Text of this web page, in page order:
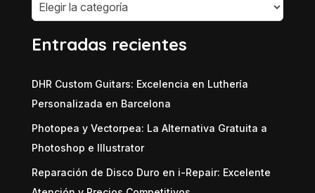
Entradas recientes
DHR Custom Guitars: Excelencia en Luthería
Personalizada en Barcelona
Photopea y Vectorpea: La Alternativa Gratuita a
Photoshop e Illustrator
Reparación de Disco Duro en i-Repair: Excelente